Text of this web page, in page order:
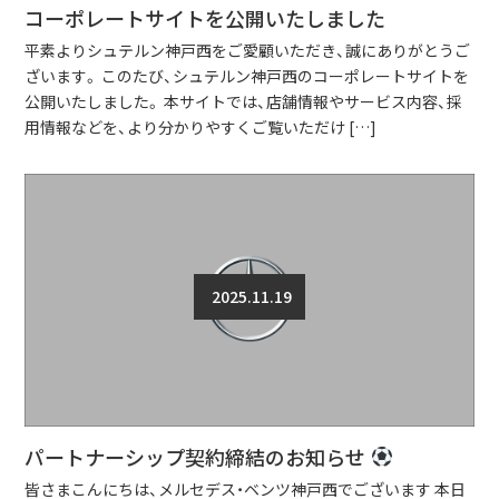
コーポレートサイトを公開いたしました
平素よりシュテルン神戸西をご愛顧いただき、誠にありがとうご
ざいます。 このたび、シュテルン神戸西のコーポレートサイトを
公開いたしました。 本サイトでは、店舗情報やサービス内容、採
用情報などを、より分かりやすくご覧いただけ […]
2025.11.19
パートナーシップ契約締結のお知らせ
皆さまこんにちは、メルセデス・ベンツ神戸西でございます 本日